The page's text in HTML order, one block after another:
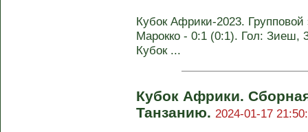
Кубок Африки-2023.
Марокко - 0:1 (0:1). Гол: Зиеш,
Кубок ...
Кубок Африки.
Танзанию. 2024-01-17